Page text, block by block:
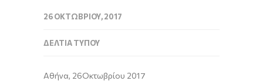
26 ΟΚΤΩΒΡΊΟΥ, 2017
ΔΕΛΤΊΑ ΤΎΠΟΥ
Αθήνα, 26Οκτωβρίου 2017